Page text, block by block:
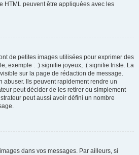
HTML peuvent être appliquées avec les
de petites images utilisées pour exprimer des
exemple : :) signifie joyeux, :( signifie triste. La
sur la page de rédaction de message.
abuser. Ils peuvent rapidement rendre un
peut décider de les retirer ou simplement
peut aussi avoir défini un nombre
dans vos messages. Par ailleurs, si